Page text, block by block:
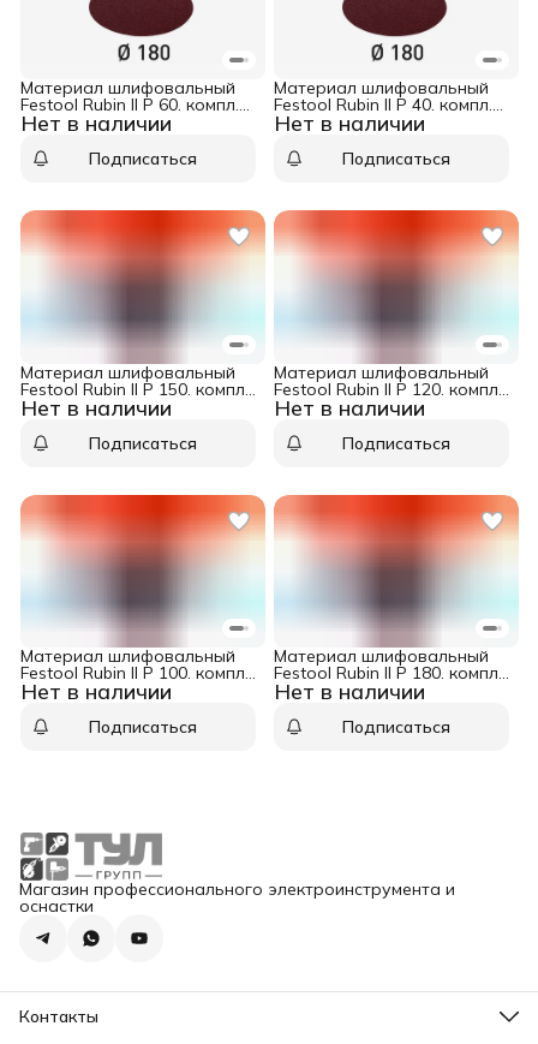
Нет в наличии
Материал шлифовальный
Festool Rubin II P 60. компл.
из 50 шт. STF D180/0 P60
RU2/50
Подписаться
Нет в наличии
Материал шлифовальный
Festool Rubin II P 40. компл.
из 50 шт. STF D180/0 P40
RU2/50
Подписаться
Нет в наличии
Материал шлифовальный
Festool Rubin II P 150. компл.
из 50 шт. STF D180/0 P150
RU2/50
Подписаться
Нет в наличии
Материал шлифовальный
Festool Rubin II P 120. компл.
из 50 шт. STF D180/0 P120
RU2/50
Подписаться
Нет в наличии
Материал шлифовальный
Festool Rubin II P 100. компл.
из 50 шт. STF D180/0 P100
RU2/50
Подписаться
Нет в наличии
Материал шлифовальный
Festool Rubin II P 180. компл.
из 50 шт. STF D180/0 P180
RU2/50
Подписаться
Магазин профессионального электроинструмента и
оснастки
Контакты